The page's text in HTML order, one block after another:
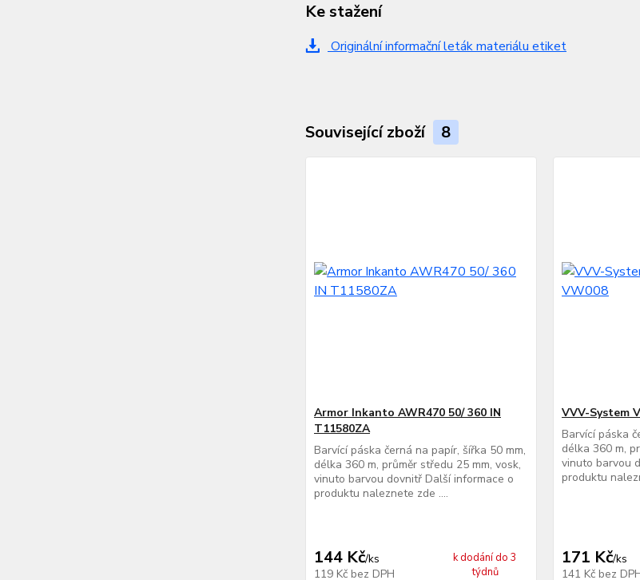
Ke stažení
Originální informační leták materiálu etiket
Související zboží 8
Armor Inkanto AWR470 50/ 360 IN
T11580ZA
Barvící páska černá na papír, šířka 50 mm,
délka 360 m, průměr středu 25 mm, vosk,
vinuto barvou dovnitř Další informace o
produktu naleznete zde ....
144 Kč/ks
119 Kč bez DPH
k dodání do 3
týdnů
VVV-System
Barvící páska
délka 360 m,
vinuto barvou
produktu
171 Kč/ks
141 Kč bez